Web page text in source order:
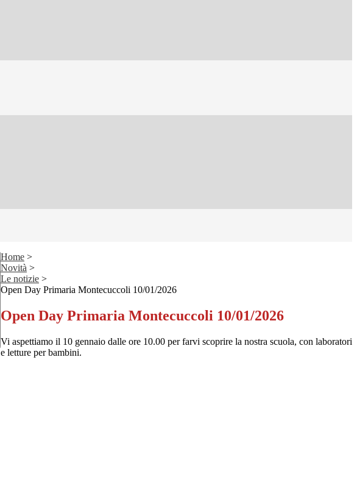
Home >
Novità >
Le notizie >
Open Day Primaria Montecuccoli 10/01/2026
Open Day Primaria Montecuccoli 10/01/2026
Vi aspettiamo il 10 gennaio dalle ore 10.00 per farvi scoprire la nostra scuola, con laboratori
e letture per bambini.